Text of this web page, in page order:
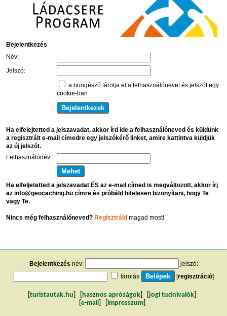
Bejelentkezés
Név:
Jelszó:
a böngésző tárolja el a felhasználónevet és jelszót egy
cookie-ban
Ha elfelejtetted a jelszavadat, akkor írd ide a felhasználóneved és küldünk
a regisztrált e-mail címedre egy jelszókérő linket, amire kattintva küldjük
az új jelszót.
Felhasználónév:
Ha elfeljetetted a jelszavadat ÉS az e-mail címed is megváltozott, akkor írj
az info@geocaching.hu címre és próbáld hitelesen bizonyítani, hogy Te
vagy Te.
Nincs még felhasználóneved? Regisztráldmagad most!
Bejelentkezés név:
jelszó:
tárolás
[regisztráció]
turistautak.hu hasznos apróságok jogi tudnivalók
e-mail impresszum]